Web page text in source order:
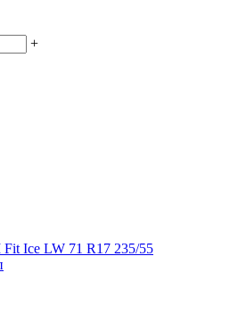
+
Ice LW 71 R17 235/55